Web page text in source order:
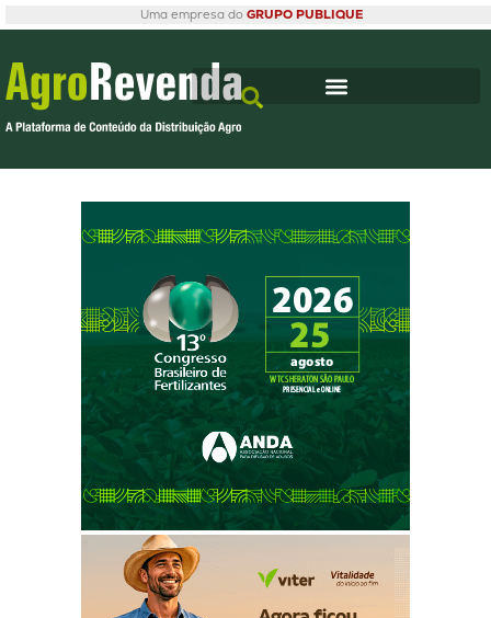
Uma empresa do GRUPO PUBLIQUE